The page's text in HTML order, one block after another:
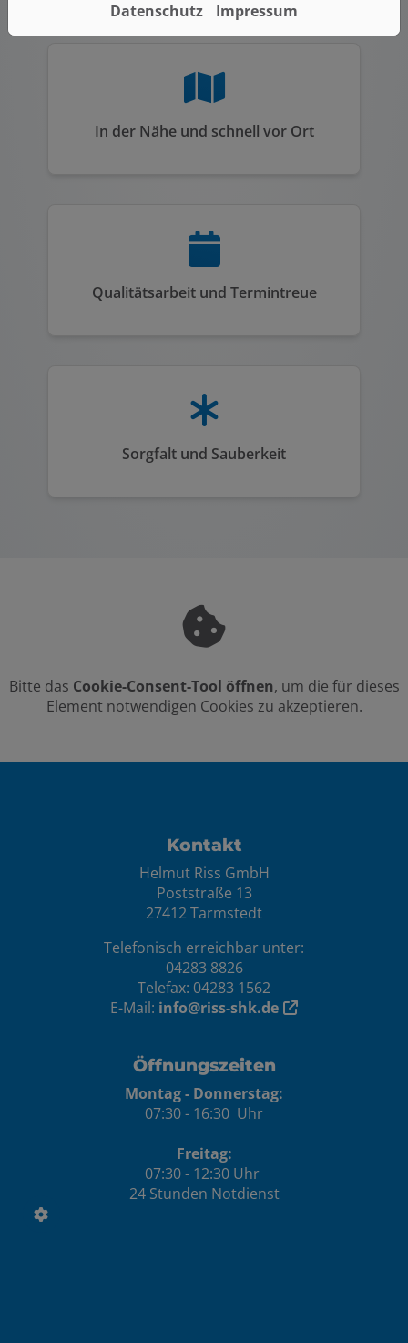
In der Nähe und schnell vor Ort
Qualitätsarbeit und Termintreue
Sorgfalt und Sauberkeit
Bitte das Cookie-Consent-Tool öffnen, um die für dieses
Element notwendigen Cookies zu akzeptieren.
Kontakt
Helmut Riss GmbH
Poststraße 13
27412 Tarmstedt
Telefonisch erreichbar unter:
04283 8826
Telefax: 04283 1562
E-Mail: info@riss-shk.de
Öffnungszeiten
Montag - Donnerstag:
07:30 - 16:30 Uhr
Freitag:
07:30 - 12:30 Uhr
24 Stunden Notdienst
Datenschutz Impressum